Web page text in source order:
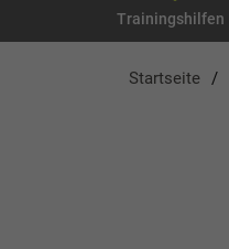
Trainingshilfen
Startseite